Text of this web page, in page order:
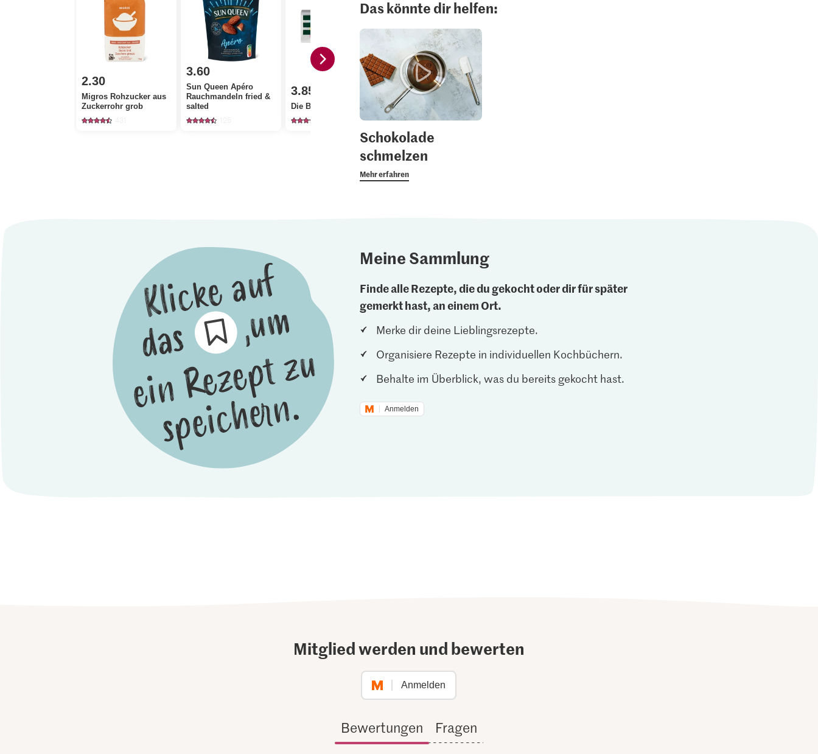
2.30
Migros Rohzucker aus
Zuckerrohr grob
3.60
Sun Queen Apéro
Rauchmandeln fried &
salted
3.85
Die Butter Butter
2.20
Frey Weisse
Schokolade
189
Das könnte dir helfen:
Schokolade
schmelzen
Mehr erfahren
Meine Sammlung
Finde alle Rezepte, die du gekocht oder dir für später
gemerkt hast, an einem Ort.
Merke dir deine Lieblingsrezepte.
Organisiere Rezepte in individuellen Kochbüchern.
Behalte im Überblick, was du bereits gekocht hast.
Anmelden
Mitglied werden und bewerten
Anmelden
Bewertungen Fragen